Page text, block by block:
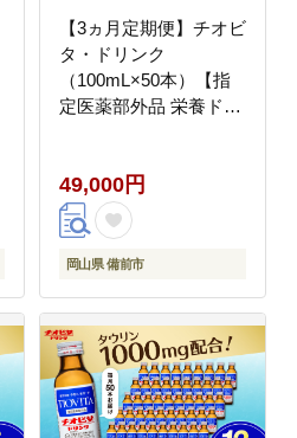
【3ヵ月定期便】チオビ
タ・ドリンク
（100mL×50本）【指
定医薬部外品 栄養ドリ
ウリン1000mg配合 50
本セット 計150本 常温
便 飲料 定期配送 常備
品 飲料 ドリンク 誕生
の日 バレンタインデー
ホワイトデー】
49,000円
岡山県 備前市